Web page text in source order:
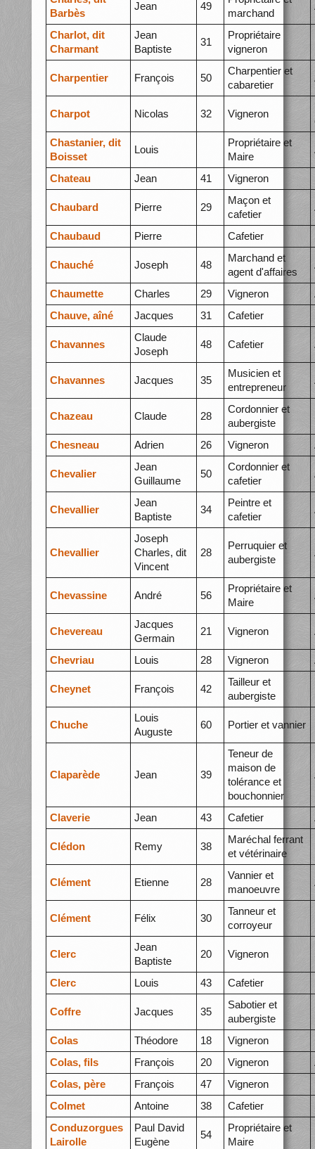
Barbès
Jean 49
marchand
Charlot, dit
Charmant
Jean
Baptiste
31
Propriétaire
vigneron
Charpentier François 50
Charpentier et
cabaretier
Charpot Nicolas 32 Vigneron
Chastanier, dit
Boisset
Louis
Propriétaire et
Maire
Chateau Jean 41 Vigneron
Chaubard Pierre 29
Maçon et
cafetier
Chaubaud Pierre Cafetier
Chauché Joseph 48
Marchand et
agent d'affaires
Chaumette Charles 29 Vigneron
Chauve, aîné
Jacques 31 Cafetier
Chavannes
Claude
Joseph
48 Cafetier
Chavannes Jacques 35
Musicien et
entrepreneur
Chazeau Claude 28
Cordonnier et
aubergiste
Chesneau Adrien 26 Vigneron
Chevalier
Jean
Guillaume
50
Cordonnier et
cafetier
Chevallier
Jean
Baptiste
34
Peintre et
cafetier
Chevallier
Joseph
Charles, dit
Vincent
28
Perruquier et
aubergiste
Chevassine André 56
Propriétaire et
Maire
Chevereau
Jacques
Germain
21 Vigneron
Chevriau Louis 28 Vigneron
Cheynet François 42
Tailleur et
aubergiste
Chuche
Louis
Auguste
60 Portier et vannier
Claparède Jean 39
Teneur de
maison de
tolérance et
bouchonnier
Claverie Jean 43 Cafetier
Clédon Remy 38
Maréchal ferrant
et vétérinaire
Clément Etienne 28
Vannier et
manoeuvre
Clément Félix 30
Tanneur et
corroyeur
Clerc
Jean
Baptiste
20 Vigneron
Clerc Louis 43 Cafetier
Coffre Jacques 35
Sabotier et
aubergiste
Colas Théodore 18 Vigneron
Colas, fils
François 20 Vigneron
Colas, père
François 47 Vigneron
Colmet
Antoine 38 Cafetier
Conduzorgues
Lairolle
Paul David
Eugène
54
Propriétaire et
Maire